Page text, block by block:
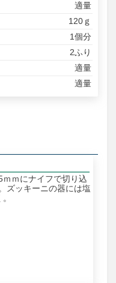
適量
120ｇ
1個分
2ふり
適量
適量
ｍにナイフで切り込
ズッキーニの器には塩